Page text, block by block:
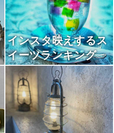
インスタ映えするス
イーツランキング